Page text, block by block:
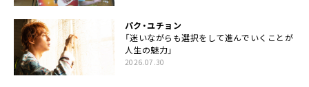
パク・ユチョン
「迷いながらも選択をして進んでいくことが
人生の魅力」
2026.07.30